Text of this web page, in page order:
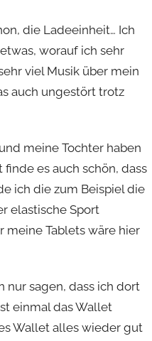
die Ladeeinheit… Ich
worauf ich sehr
viel Musik über mein
auch ungestört trotz
meine Tochter haben
es auch schön, dass
ich die zum Beispiel die
elastische Sport
meine Tablets wäre hier
nur sagen, dass ich dort
einmal das Wallet
Wallet alles wieder gut